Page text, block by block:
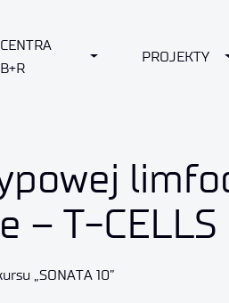
CENTRA
B+R
TOGGLE DROPDOWN
PROJEKTY
– T-CELLS
„SONATA 10”